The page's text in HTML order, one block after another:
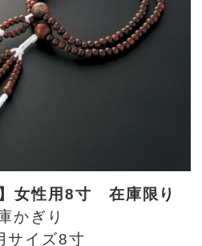
女性用8寸 在庫限り
かぎり
サイズ8寸